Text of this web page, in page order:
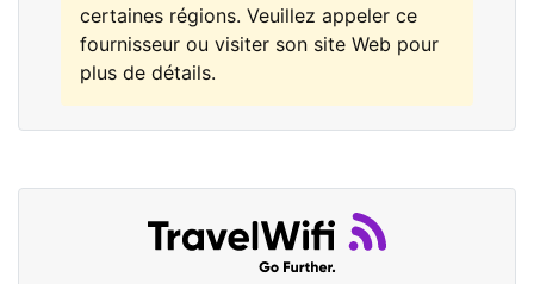
certaines régions. Veuillez appeler ce
fournisseur ou visiter son site Web pour
plus de détails.